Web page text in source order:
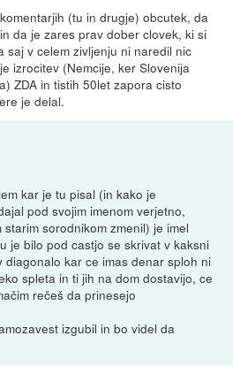
(tu in drugje) obcutek, da
da je zares prav dober clovek, ki si
saj v celem zivljenju ni naredil nic
izrocitev (Nemcije, ker Slovenija
ZDA in tistih 50let zapora cisto
je delal.
kar je tu pisal (in kako je
pod svojim imenom verjetno,
sorodnikom zmenil) je imel
je bilo pod castjo se skrivat v kaksni
diagonalo kar ce imas denar sploh ni
spleta in ti jih na dom dostavijo, ce
rečeš da prinesejo
izgubil in bo videl da